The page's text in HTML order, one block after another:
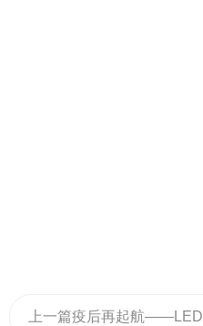
上一篇疫后再起航——LED